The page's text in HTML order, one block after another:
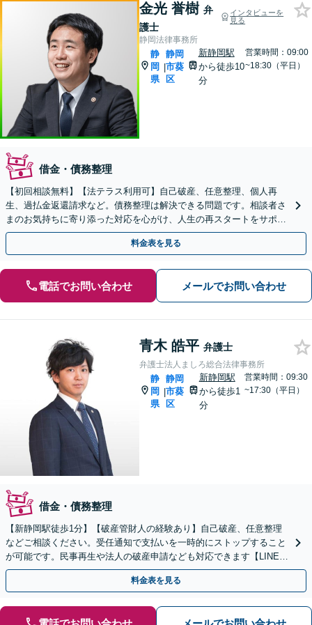
金光 誉樹 弁
護士
インタビューを
見る
静岡法律事務所
静
岡
県
|
静岡
市葵
区
新静岡駅
から徒歩10
分
営業時間：09:00
~18:30（平日）
借金・債務整理
【初回相談無料】【法テラス利用可】自己破産、任意整理、個人再
生、過払金返還請求など。債務整理は解決できる問題です。相談者さ
まのお気持ちに寄り添った対応を心がけ、人生の再スタートをサポー
トします【新静岡駅10分】【休日・夜間相談可（要予約）】
料金表を見る
電話でお問い合わせ メールでお問い合わせ
青木 皓平 弁護士
弁護士法人ましろ総合法律事務所
静
岡
県
|
静岡
市葵
区
新静岡駅
から徒歩1
分
営業時間：09:30
~17:30（平日）
借金・債務整理
【新静岡駅徒歩1分】【破産管財人の経験あり】自己破産、任意整理
などご相談ください。受任通知で支払いを一時的にストップすること
が可能です。民事再生や法人の破産申請なども対応できます【LINE対
応可】
料金表を見る